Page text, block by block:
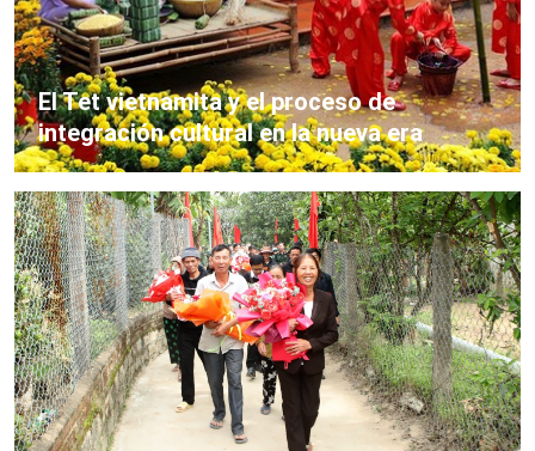
El Tet vietnamita y el proceso de
integración cultural en la nueva era